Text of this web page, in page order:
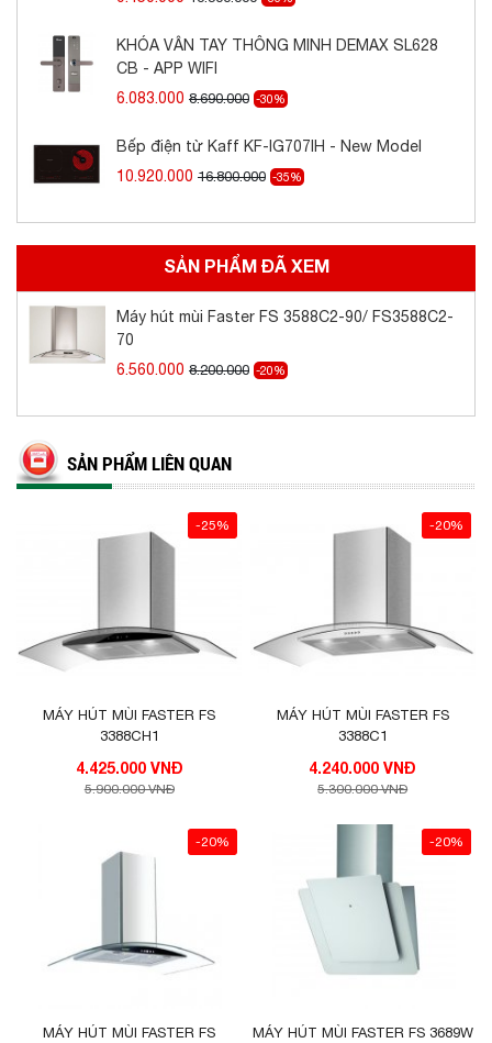
Kích thước: 700mm
KHÓA VÂN TAY THÔNG MINH DEMAX SL628
CB - APP WIFI
6.083.000 8.690.000 -30%
Bếp điện từ Kaff KF-IG707IH - New Model
10.920.000 16.800.000 -35%
SẢN PHẨM ĐÃ XEM
Máy hút mùi Faster FS 3588C2-90/ FS3588C2-
70
6.560.000 8.200.000 -20%
SẢN PHẨM LIÊN QUAN
-25%
MÁY HÚT MÙI FASTER FS
3388CH1
4.425.000 VNĐ
5.900.000 VNĐ
-20%
MÁY HÚT MÙI FASTER FS
3388C1
4.240.000 VNĐ
5.300.000 VNĐ
-20%
MÁY HÚT MÙI FASTER FS
-20%
MÁY HÚT MÙI FASTER FS 3689W